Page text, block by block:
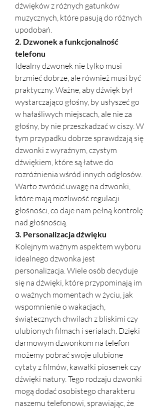
dźwięków z różnych gatunków
muzycznych, które pasują do różnych
upodobań.
2. Dzwonek a funkcjonalność
telefonu
Idealny dzwonek nie tylko musi
brzmieć dobrze, ale również musi być
praktyczny. Ważne, aby dźwięk był
wystarczająco głośny, by usłyszeć go
w hałaśliwych miejscach, ale nie za
głośny, by nie przeszkadzać w ciszy. W
tym przypadku dobrze sprawdzają się
dzwonki z wyraźnym, czystym
dźwiękiem, które są łatwe do
rozróżnienia wśród innych odgłosów.
Warto zwrócić uwagę na dzwonki,
które mają możliwość regulacji
głośności, co daje nam pełną kontrolę
nad głośnością.
3. Personalizacja dźwięku
Kolejnym ważnym aspektem wyboru
idealnego dzwonka jest
personalizacja. Wiele osób decyduje
się na dźwięki, które przypominają im
o ważnych momentach w życiu, jak
wspomnienie o wakacjach,
świątecznych chwilach z bliskimi czy
ulubionych filmach i serialach. Dzięki
darmowym dzwonkom na telefon
możemy pobrać swoje ulubione
cytaty z filmów, kawałki piosenek czy
dźwięki natury. Tego rodzaju dzwonki
mogą dodać osobistego charakteru
naszemu telefonowi, sprawiając, że